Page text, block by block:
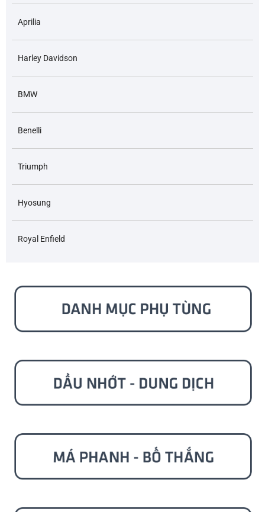
Aprilia
Harley Davidson
BMW
Benelli
Triumph
Hyosung
Royal Enfield